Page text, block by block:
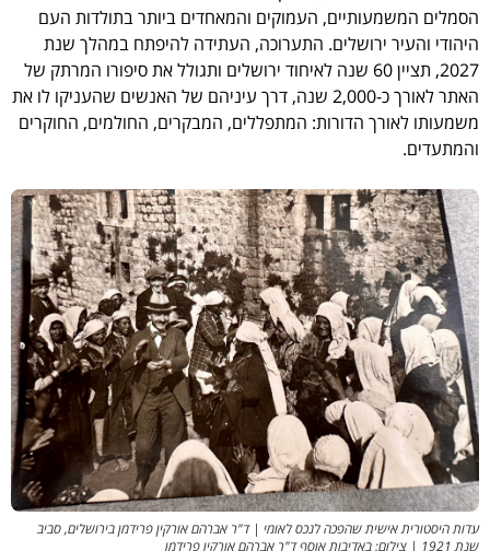
הסמלים המשמעותיים, העמוקים והמאחדים ביותר בתולדות העם
היהודי והעיר ירושלים. התערוכה, העתידה להיפתח במהלך שנת
2027, תציין 60 שנה לאיחוד ירושלים ותגולל את סיפורו המרתק של
האתר לאורך כ-2,000 שנה, דרך עיניהם של האנשים שהעניקו לו את
משמעותו לאורך הדורות: המתפללים, המבקרים, החולמים, החוקרים
והמתעדים.
עדות היסטורית אישית שהפכה לנכס לאומי | ד"ר אברהם אורקין פרידמן בירושלים, סביב
שנת 1921 | צילום: באדיבות אוסף ד"ר אברהם אורקין פרידמן